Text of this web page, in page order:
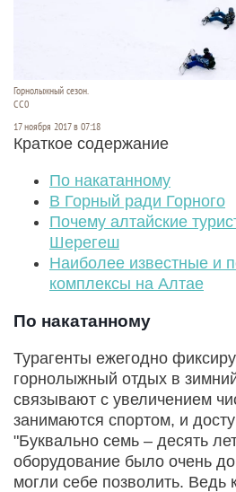
Горнолыжный сезон.
СС0
17 ноября 2017 в 07:18
Краткое содержание
По накатанному
В Горный ради Горного
Почему алтайские
Шерегеш
Наиболее известные и
комплексы на Алтае
По накатанному
Турагенты ежегодно
горнолыжный отдых в
связывают с увеличением
занимаются спортом, и
"Буквально семь – десять
оборудование было очень
могли себе позволить. Ведь